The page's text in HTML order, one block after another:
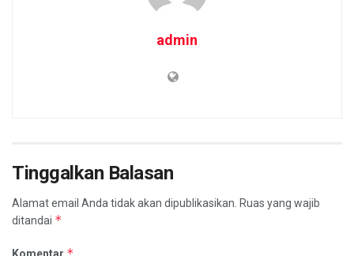
admin
Tinggalkan Balasan
Alamat email Anda tidak akan dipublikasikan. Ruas yang wajib
ditandai *